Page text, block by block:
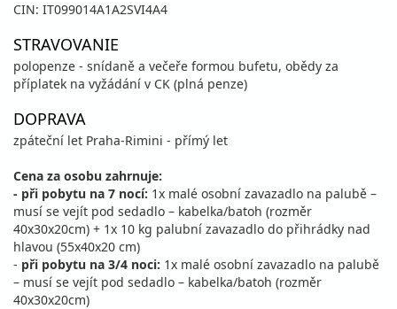
CIN: IT099014A1A2SVI4A4
STRAVOVANIE
polopenze - snídaně a večeře formou bufetu, obědy za
příplatek na vyžádání v CK (plná penze)
DOPRAVA
zpáteční let Praha-Rimini - přímý let
Cena za osobu zahrnuje:
- při pobytu na 7 nocí: 1x malé osobní zavazadlo na palubě –
musí se vejít pod sedadlo – kabelka/batoh (rozměr
40x30x20cm) + 1x 10 kg palubní zavazadlo do přihrádky nad
hlavou (55x40x20 cm)
- při pobytu na 3/4 noci: 1x malé osobní zavazadlo na palubě
– musí se vejít pod sedadlo – kabelka/batoh (rozměr
40x30x20cm)